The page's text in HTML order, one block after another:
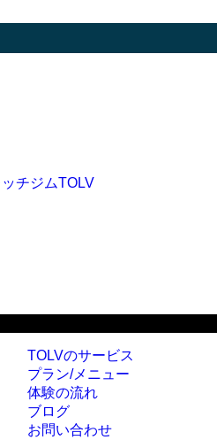
チジムTOLV
TOLVのサービス
プラン/メニュー
体験の流れ
ブログ
お問い合わせ